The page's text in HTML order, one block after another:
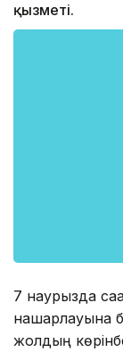
қызметі.
7 наурызда
нашарлауына
жолдың